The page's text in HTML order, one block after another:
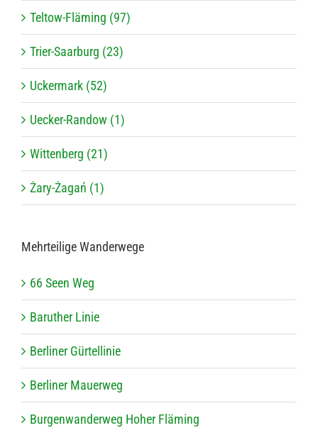
Teltow-Fläming (97)
Trier-Saarburg (23)
Uckermark (52)
Uecker-Randow (1)
Wittenberg (21)
Żary-Żagań (1)
Mehr­tei­lige Wanderwege
66 Seen Weg
Baru­ther Linie
Ber­li­ner Gürtellinie
Ber­li­ner Mauerweg
Bur­gen­wan­der­weg Hoher Fläming